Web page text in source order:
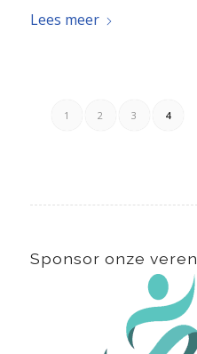
Lees meer
1 2 3 4
Sponsor onze